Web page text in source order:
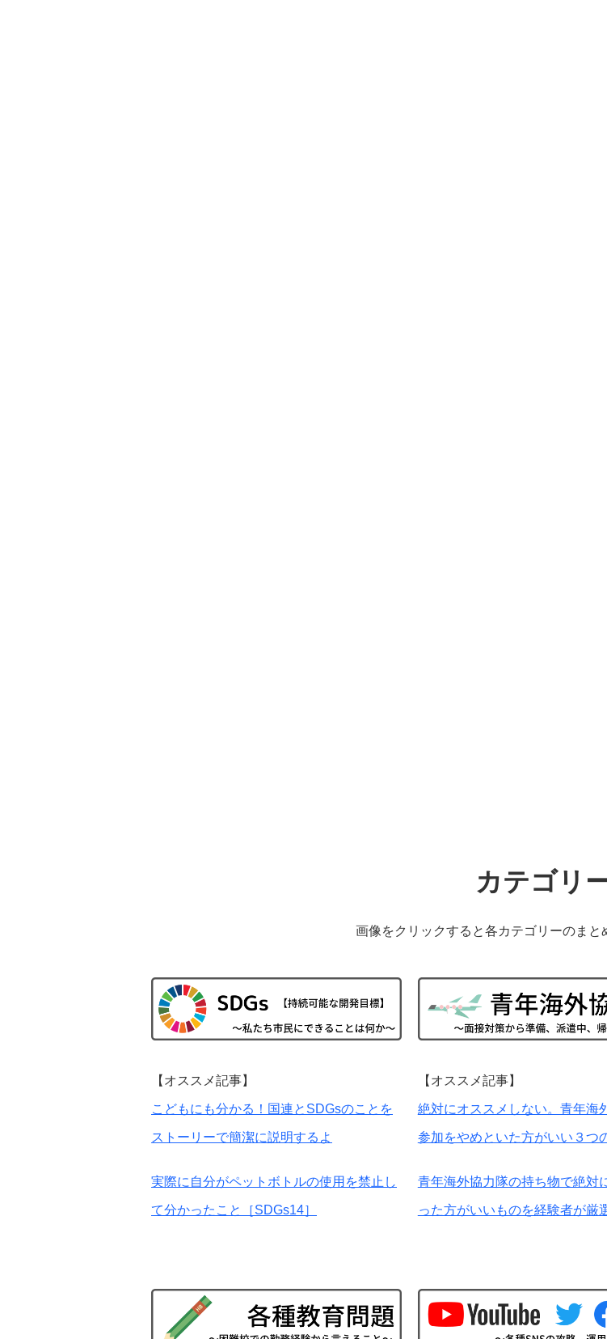
カテゴリ
画像をクリックすると各カテゴリーのまと
【オススメ記事】
こどもにも分かる！国連とSDGsのことを
ストーリーで簡潔に説明するよ
実際に自分がペットボトルの使用を禁止し
て分かったこと［SDGs14］
【オススメ記事】
絶対にオススメしない。青年海
参加をやめといた方がいい３つ
青年海外協力隊の持ち物で絶対
った方がいいものを経験者が厳